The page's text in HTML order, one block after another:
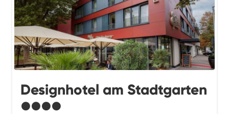
Designhotel am Stadtgarten
●●●●